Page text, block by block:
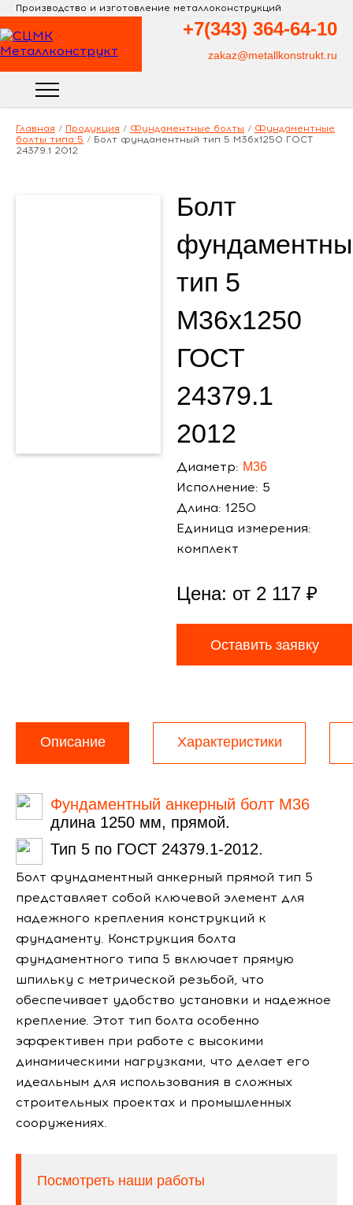
Производство и изготовление металлоконструкций
+7(343) 364-64-10
zakaz@metallkonstrukt.ru
Главная / Продукция / Фундаментные болты / Фундаментные
болты типа 5 / Болт фундаментный тип 5 М36х1250 ГОСТ
24379.1 2012
Болт
тип 5
М36х1250
ГОСТ
24379.1
2012
Диаметр: М36
Исполнение: 5
Длина: 1250
Единица измерения:
комплект
Цена: от 2 117 ₽
Оставить заявку
Описание Характеристики
Фундаментный анкерный болт М36
длина 1250 мм, прямой.
Тип 5 по ГОСТ 24379.1-2012.
Болт фундаментный анкерный прямой тип 5
представляет собой ключевой элемент для
надежного крепления конструкций к
фундаменту. Конструкция болта
фундаментного типа 5 включает прямую
шпильку с метрической резьбой, что
обеспечивает удобство установки и надежное
крепление. Этот тип болта особенно
эффективен при работе с высокими
динамическими нагрузками, что делает его
идеальным для использования в сложных
строительных проектах и промышленных
сооружениях.
Посмотреть наши работы